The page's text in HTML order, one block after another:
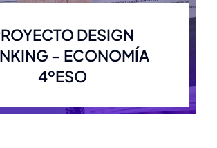
DESIGN
– ECONOMÍA
4ºESO